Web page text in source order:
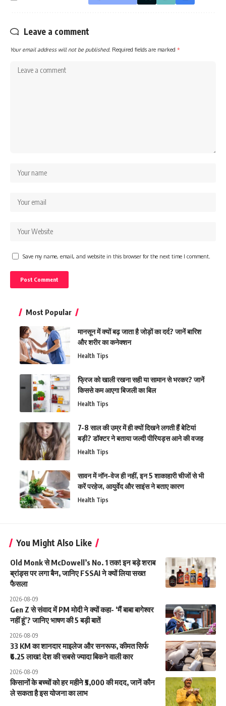
Leave a comment
Your email address will not be published. Required fields are marked *
Save my name, email, and website in this browser for the next time I comment.
Most Popular
मानसून में क्यों बढ़ जाता है जोड़ों का दर्द? जानें बारिश
और शरीर का कनेक्शन
Health Tips
फ्रिज को खाली रखना सही या सामान से भरकर? जानें
किससे कम आएगा बिजली का बिल
Health Tips
7-8 साल की उम्र में ही क्यों दिखने लगती हैं बेटियां
बड़ी? डॉक्टर ने बताया जल्दी पीरियड्स आने की वजह
Health Tips
सावन में नॉन-वेज ही नहीं, इन 5 शाकाहारी चीजों से भी
करें परहेज, आयुर्वेद और साइंस ने बताए कारण
Health Tips
You Might Also Like
Old Monk से McDowell’s No. 1 तक! इन बड़े शराब
ब्रांड्स पर लगा बैन, जानिए FSSAI ने क्यों लिया सख्त
फैसला
2026-08-09
Gen Z से संवाद में PM मोदी ने क्यों कहा- ‘मैं बाबा बागेश्वर
नहीं हूं’? जानिए भाषण की 5 बड़ी बातें
2026-08-09
33 KM का शानदार माइलेज और सनरूफ, कीमत सिर्फ
₹6.25 लाख! देश की सबसे ज्यादा बिकने वाली कार
2026-08-09
किसानों के बच्चों को हर महीने ₹5,000 की मदद, जानें कौन
ले सकता है इस योजना का लाभ